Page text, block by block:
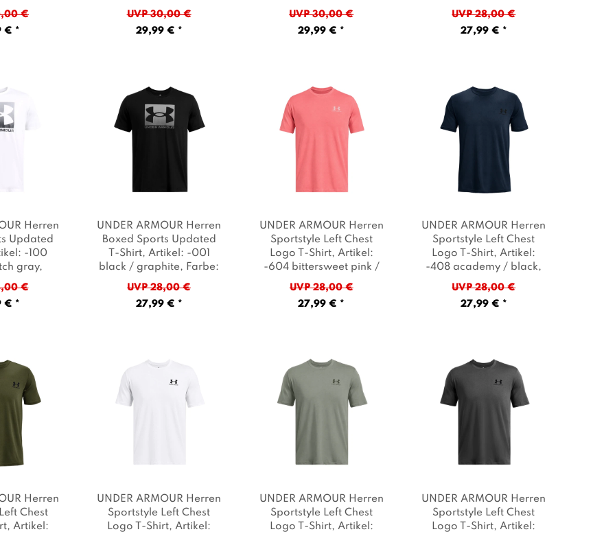
€
€ *
Oliv
UVP 30,00 €
29,99 € *
Schwarz
UVP 30,00 €
29,99 € *
Dunkelblau
UVP 28,00 €
27,99 € *
Herren
Updated
-100
gray,
€
€ *
UNDER ARMOUR Herren
Boxed Sports Updated
T-Shirt, Artikel: -001
black / graphite, Farbe:
Schwarz
UVP 28,00 €
27,99 € *
UNDER ARMOUR Herren
Sportstyle Left Chest
Logo T-Shirt, Artikel:
-604 bittersweet pink /
white, Farbe: Koralle
UVP 28,00 €
27,99 € *
UNDER ARMOUR Herren
Sportstyle Left Chest
Logo T-Shirt, Artikel:
-408 academy / black,
Farbe: Dunkelblau
UVP 28,00 €
27,99 € *
Herren
Chest
, Artikel:
UNDER ARMOUR Herren
Sportstyle Left Chest
Logo T-Shirt, Artikel:
UNDER ARMOUR Herren
Sportstyle Left Chest
Logo T-Shirt, Artikel:
UNDER ARMOUR Herren
Sportstyle Left Chest
Logo T-Shirt, Artikel: